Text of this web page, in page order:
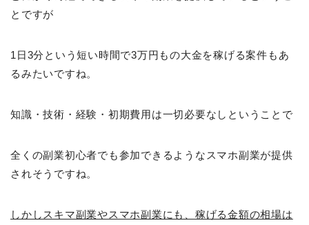
とですが
1日3分という短い時間で3万円もの大金を稼げる案件もあ
るみたいですね。
知識・技術・経験・初期費用は一切必要なしということで
全くの副業初心者でも参加できるようなスマホ副業が提供
されそうですね。
しかしスキマ副業やスマホ副業にも、稼げる金額の相場は